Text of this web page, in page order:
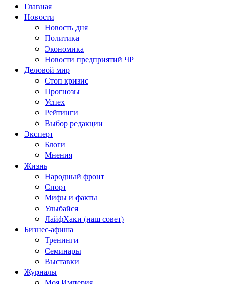
Главная
Новости
Новость дня
Политика
Экономика
Новости предприятий ЧР
Деловой мир
Стоп кризис
Прогнозы
Успех
Рейтинги
Выбор редакции
Эксперт
Блоги
Мнения
Жизнь
Народный фронт
Спорт
Мифы и факты
Улыбайся
ЛайфХаки (наш совет)
Бизнес-афиша
Тренинги
Семинары
Выставки
Журналы